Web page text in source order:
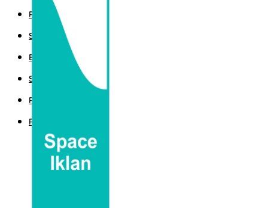
POLITIK
SPORT
EKBIS
SAINTEK
PEMERINTAHAN
PARLEMEN